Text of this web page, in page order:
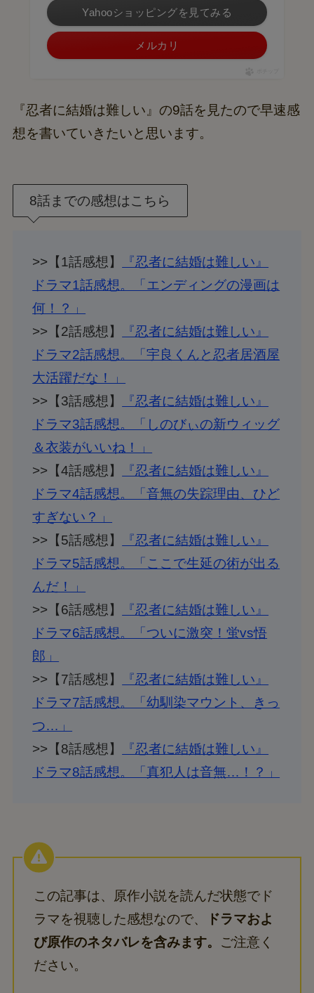
Yahooショッピングを見てみる
メルカリ
『忍者に結婚は難しい』の9話を見たので早速感
想を書いていきたいと思います。
8話までの感想はこちら
>>【1話感想】
『忍者に結婚は難しい』
ドラマ1話感想。「エンディングの漫画は
何！？」
>>【2話感想】
『忍者に結婚は難しい』
ドラマ2話感想。「宇良くんと忍者居酒屋
大活躍だな！」
>>【3話感想】
『忍者に結婚は難しい』
ドラマ3話感想。「しのびぃの新ウィッグ
＆衣装がいいね！」
>>【4話感想】
『忍者に結婚は難しい』
ドラマ4話感想。「音無の失踪理由、ひど
すぎない？」
>>【5話感想】
『忍者に結婚は難しい』
ドラマ5話感想。「ここで生延の術が出る
んだ！」
>>【6話感想】
『忍者に結婚は難しい』
ドラマ6話感想。「ついに激突！蛍vs悟
郎」
>>【7話感想】
『忍者に結婚は難しい』
ドラマ7話感想。「幼馴染マウント、きっ
つ…」
>>【8話感想】
『忍者に結婚は難しい』
ドラマ8話感想。「真犯人は音無…！？」
この記事は、原作小説を読んだ状態でド
ラマを視聴した感想なので、
ドラマおよ
び原作のネタバレを含みます。 ご注意く
ださい。